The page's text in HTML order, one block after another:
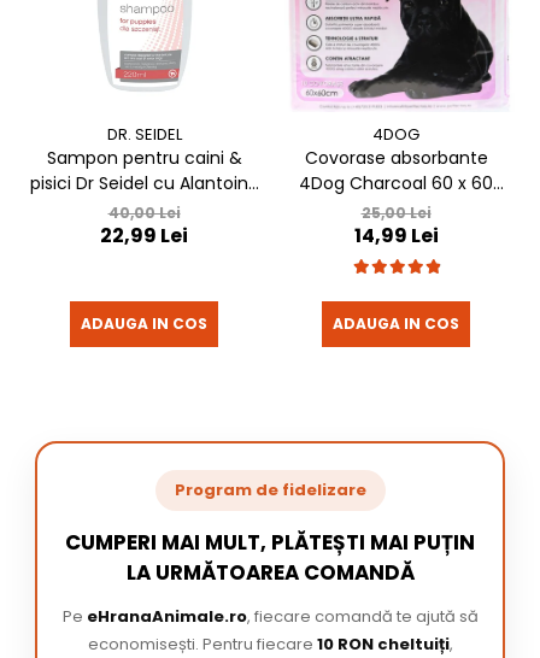
DR. SEIDEL
Sampon pentru caini &
pisici Dr Seidel cu Alantoina
220 ml
40,00 Lei
22,99 Lei
ADAUGA IN COS
4DOG
Covorase absorbante
4Dog Charcoal 60 x 60
cm, 10 buc / pachet
25,00 Lei
14,99 Lei
ADAUGA IN COS
Program de fidelizare
CUMPERI MAI MULT, PLĂTEȘTI MAI PUȚIN
LA URMĂTOAREA COMANDĂ
Pe eHranaAnimale.ro, fiecare comandă te ajută să
economisești. Pentru fiecare 10 RON cheltuiți,